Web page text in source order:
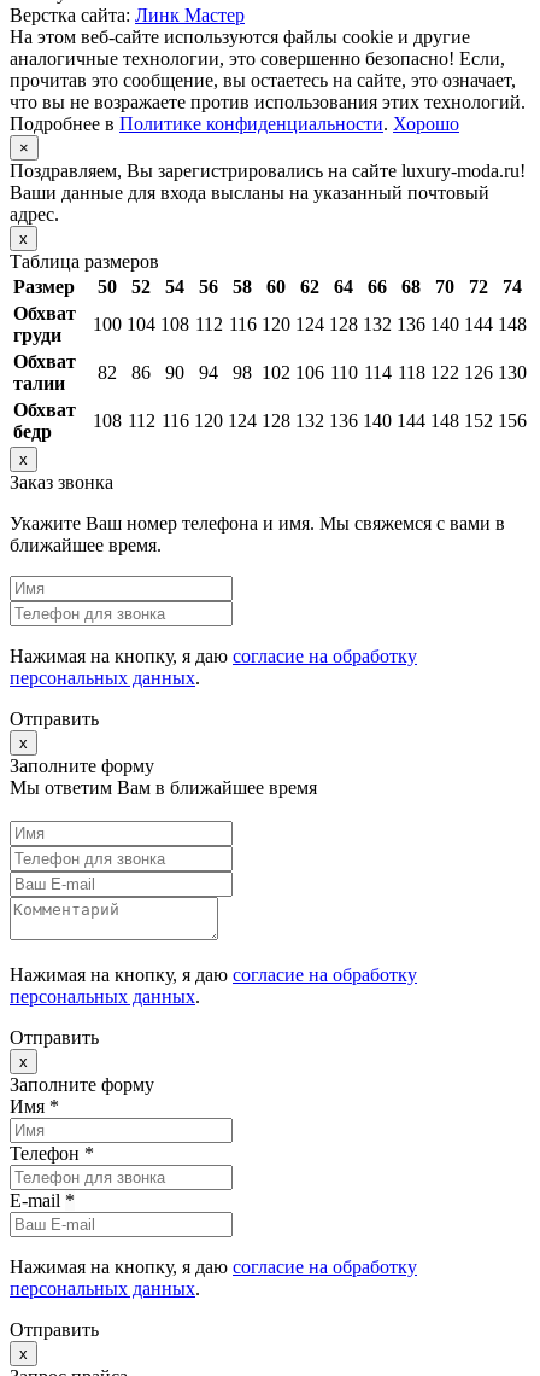
Верстка сайта: Линк Мастер
На этом веб-сайте используются файлы cookie и другие
аналогичные технологии, это совершенно безопасно! Если,
прочитав это сообщение, вы остаетесь на сайте, это означает,
что вы не возражаете против использования этих технологий.
Подробнее в Политике конфиденциальности. Хорошо
×
Поздравляем, Вы зарегистрировались на сайте luxury-moda.ru!
Ваши данные для входа высланы на указанный почтовый
адрес.
x
Таблица размеров
Размер
50 52 54 56 58 60 62 64 66 68 70 72
74
Обхват
груди
100 104 108 112 116 120 124 128 132 136 140 144 148
Обхват
талии
82 86 90 94 98 102 106 110 114 118 122 126 130
Обхват
бедр
108 112 116 120 124 128 132 136 140 144 148 152 156
x
Заказ звонка
Укажите Ваш номер телефона и имя. Мы свяжемся с вами в
ближайшее время.
Нажимая на кнопку, я даю согласие на обработку
персональных данных.
Отправить
x
Заполните форму
Мы ответим Вам в ближайшее время
Нажимая на кнопку, я даю согласие на обработку
персональных данных.
Отправить
x
Заполните форму
Имя *
Телефон *
E-mail *
Нажимая на кнопку, я даю согласие на обработку
персональных данных.
Отправить
x